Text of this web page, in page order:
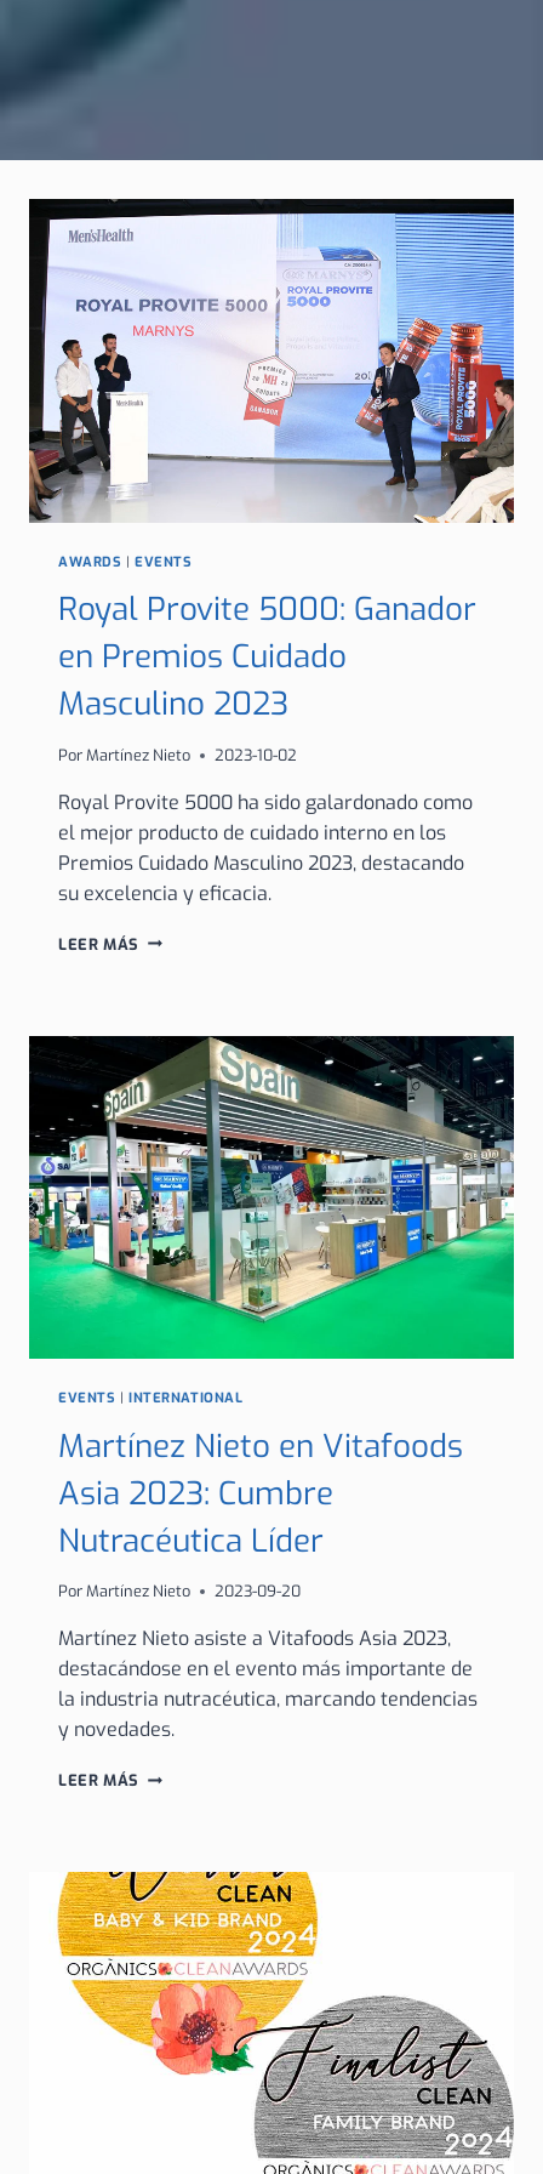
AWARDS |EVENTS
Royal Provite 5000: Ganador
en Premios Cuidado
Masculino 2023
PorMartínez Nieto 2023-10-02
Royal Provite 5000 ha sido galardonado como
el mejor producto de cuidado interno en los
Premios Cuidado Masculino 2023, destacando
su excelencia y eficacia.
LEER MÁS ROYAL
EN
PREMIOS
CUIDADO
MASCULINO
2023
EVENTS |INTERNATIONAL
Martínez Nieto en Vitafoods
Asia 2023: Cumbre
Nutracéutica Líder
PorMartínez Nieto 2023-09-20
Martínez Nieto asiste a Vitafoods Asia 2023,
destacándose en el evento más importante de
la industria nutracéutica, marcando tendencias
y novedades.
LEER MÁS MARTÍNEZ
ASIA
2023:
CUMBRE
NUTRACÉUTICA
LÍDER